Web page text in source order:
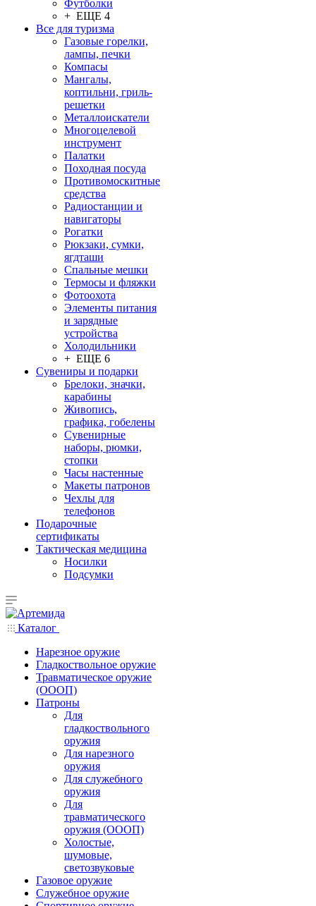
Футболки
+ ЕЩЕ 4
Все для туризма
Газовые горелки,
лампы, печки
Компасы
Мангалы,
коптильни, гриль-
решетки
Металлоискатели
Многоцелевой
инструмент
Палатки
Походная посуда
Противомоскитные
средства
Радиостанции и
навигаторы
Рогатки
Рюкзаки, сумки,
ягдташи
Спальные мешки
Термосы и фляжки
Фотоохота
Элементы питания
и зарядные
устройства
Холодильники
+ ЕЩЕ 6
Сувениры и подарки
Брелоки, значки,
карабины
Живопись,
графика, гобелены
Сувенирные
наборы, рюмки,
стопки
Часы настенные
Макеты патронов
Чехлы для
телефонов
Подарочные
сертификаты
Тактическая медицина
Носилки
Подсумки
Каталог
Нарезное оружие
Гладкоствольное оружие
Травматическое оружие
(ОООП)
Патроны
Для
гладкоствольного
оружия
Для нарезного
оружия
Для служебного
оружия
Для
травматического
оружия (ОООП)
Холостые,
шумовые,
светозвуковые
Газовое оружие
Служебное оружие